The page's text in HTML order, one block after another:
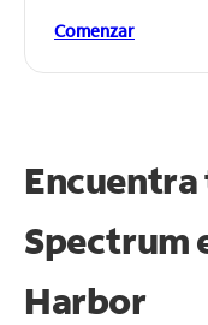
Comenzar
Spectrum
Harbor